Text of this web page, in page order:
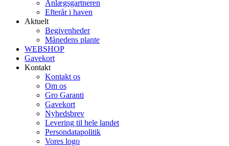
Anlægsgartneren
Efterår i haven
Aktuelt
Begivenheder
Månedens plante
WEBSHOP
Gavekort
Kontakt
Kontakt os
Om os
Gro Garanti
Gavekort
Nyhedsbrev
Levering til hele landet
Persondatapolitik
Vores logo